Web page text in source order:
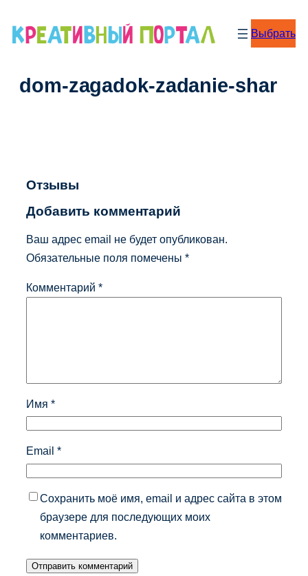
Выбрать
dom-zagadok-zadanie-shar
Отзывы
Добавить комментарий
Ваш адрес email не будет опубликован.
Обязательные поля помечены *
Комментарий *
Имя *
Email *
Сохранить моё имя, email и адрес сайта в этом
браузере для последующих моих
комментариев.